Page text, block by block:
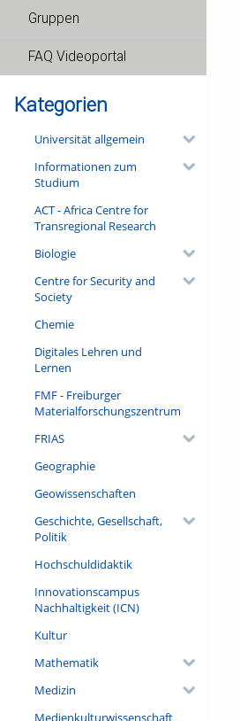
Gruppen
FAQ Videoportal
Kategorien
Universität allgemein
Informationen zum
Studium
ACT - Africa Centre for
Transregional Research
Biologie
Centre for Security and
Society
Chemie
Digitales Lehren und
Lernen
FMF - Freiburger
Materialforschungszentrum
FRIAS
Geographie
Geowissenschaften
Geschichte, Gesellschaft,
Politik
Hochschuldidaktik
Innovationscampus
Nachhaltigkeit (ICN)
Kultur
Mathematik
Medizin
Medienkulturwissenschaft